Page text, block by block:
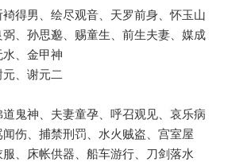
得男、绘尽观音、天罗前身、怀玉山
、孙思邈、赐童生、前生夫妻、媒成
、金甲神
、谢元二
鬼神、夫妻童孕、呼召观见、哀乐病
伤、捕禁刑罚、水火贼盗、宫室屋
、床帐供器、船车游行、刀剑落水